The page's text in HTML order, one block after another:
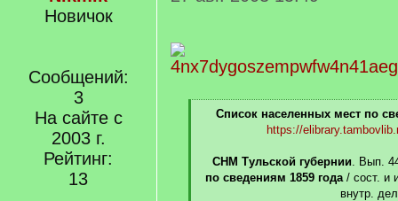
Новичок
Сообщений:
3
На сайте с
2003 г.
Рейтинг:
13
Список населенных мест по
https://
СНМ Тульской губернии. Вып.
по сведениям 1859 года/ сост. и
внутр.